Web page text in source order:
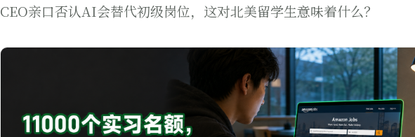
CEO亲口否认AI会替代初级岗位，这对北美留学生意味着什么？